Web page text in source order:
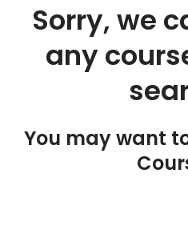
Sorry, we
any
You may want